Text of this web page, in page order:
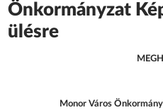
Önkormányzat
ülésre
Monor Város